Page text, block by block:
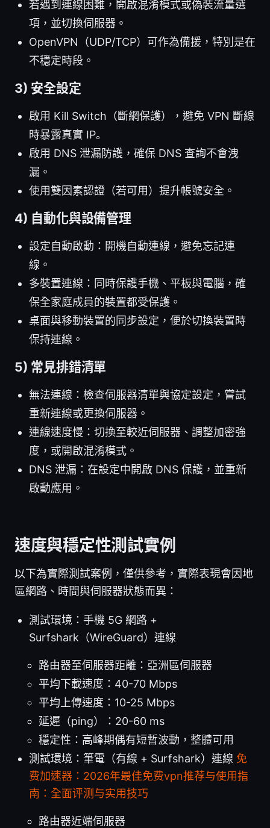
若遇到連線困難，開啟混淆模式或偽裝流量選
項，並切換伺服器。
OpenVPN（UDP/TCP）可作為備援，特別是在
不穩定時段。
3) 安全設定
啟用 Kill Switch（斷網保護），避免 VPN 斷線
時暴露真實 IP。
啟用 DNS 泄漏防護，確保 DNS 查詢不會洩
漏。
使用雙因素認證（若可用）提升帳號安全。
4) 自動化與設備管理
設定自動啟動：開機自動連線，避免忘記連
線。
多裝置連線：同時保護手機、平板與電腦，確
保全家庭成員的裝置都受保護。
桌面與移動裝置的同步設定，便於切換裝置時
保持連線。
5) 常見排錯清單
無法連線：檢查伺服器清單與協定設定，嘗試
重新連線或更換伺服器。
連線速度慢：切換至較近伺服器、調整加密強
度，或開啟混淆模式。
DNS 泄漏：在設定中開啟 DNS 保護，並重新
啟動應用。
速度與穩定性測試實例
以下為實際測試案例，僅供參考，實際表現會因地
區網路、時間與伺服器狀態而異：
測試環境：手機 5G 網路 +
Surfshark（WireGuard）連線
路由器至伺服器距離：亞洲區伺服器
平均下載速度：40-70 Mbps
平均上傳速度：10-25 Mbps
延遲（ping）：20-60 ms
穩定性：高峰期偶有短暫波動，整體可用
測試環境：筆電（有線 + Surfshark）連線 免
费加速器：2026年最佳免费vpn推荐与使用指
南：全面评测与实用技巧
路由器近端伺服器